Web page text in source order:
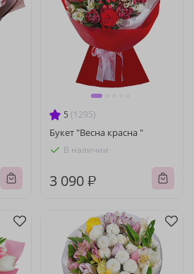
5 (1295)
Букет "Весна красна "
В наличии
3 090 ₽